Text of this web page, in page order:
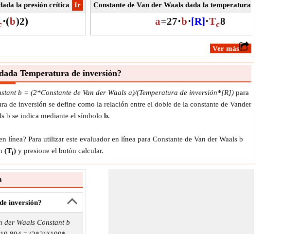
​Ir
la presión crítica
⋅(b)2)
Constante de Van der Waals dada la temperatura crítica
a=27⋅b⋅[R]⋅Tc8
​Ver más
Temperatura de inversión?
b = (2*Constante de Van der Waals a)/(Temperatura de inversión*[R]) para
de inversión se define como la relación entre el doble de la constante de Vander
b se indica mediante el símbolo b.
línea? Para utilizar este evaluador en línea para Constante de Van der Waals b
(Ti) y presione el botón calcular.
inversión?
der Waals Constant b